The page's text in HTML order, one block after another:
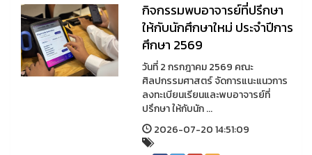
กิจกรรมพบอาจารย์ที่ปรึกษา
ให้กับนักศึกษาใหม่ ประจำปีการ
ศึกษา 2569
วันที่ 2 กรกฎาคม 2569 คณะ
ศิลปกรรมศาสตร์ จัดการแนะแนวการ
ลงทะเบียนเรียนและพบอาจารย์ที่
ปรึกษา ให้กับนัก ...
2026-07-20 14:51:09